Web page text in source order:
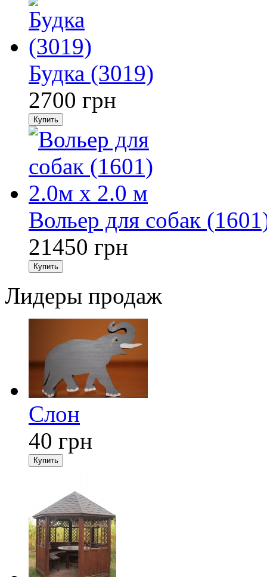
Будка (3019)
2700 грн
Купить
Вольер для собак
21450 грн
Купить
Лидеры продаж
Слон
40 грн
Купить